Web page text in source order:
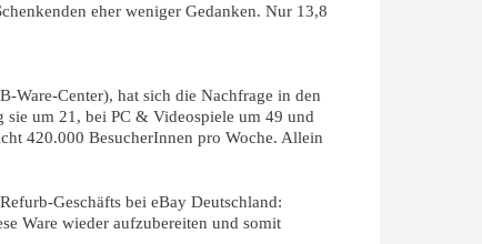
eher weniger Gedanken. Nur 13,8
Ware-Center), hat sich die Nachfrage in den
um 21, bei PC & Videospiele um 49 und
420.000 BesucherInnen pro Woche. Allein
Geschäfts bei eBay Deutschland:
Ware wieder aufzubereiten und somit